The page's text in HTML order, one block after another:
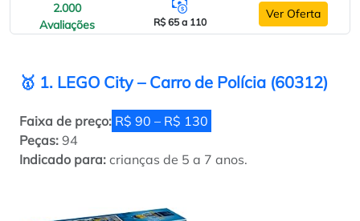
2.000
Avaliações
R$ 65 a 110
Ver Oferta
🥇 1. LEGO City– Carro de Polícia (60312)
Faixa de preço: R$ 90 – R$ 130
Peças: 94
Indicado para: crianças de 5 a 7 anos.